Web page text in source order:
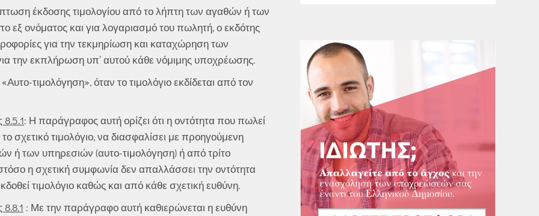
έκδοσης τιμολογίου από το λήπτη των αγαθών ή των
ονόματος και για λογαριασμό του πωλητή, ο εκδότης
για την τεκμηρίωση και καταχώρηση των
την εκπλήρωση υπ’ αυτού κάθε νόμιμης υποχρέωσης.
τιμολόγηση», όταν το τιμολόγιο εκδίδεται από τον
: Η παράγραφος αυτή ορίζει ότι η οντότητα που πωλεί
σχετικό τιμολόγιο, να διασφαλίσει με προηγούμενη
ή των υπηρεσιών (αυτο-τιμολόγηση) ή από τρίτο
η σχετική συμφωνία δεν απαλλάσσει την οντότητα
τιμολόγιο καθώς και από κάθε σχετική ευθύνη.
: Με την παράγραφο αυτή καθιερώνεται η ευθύνη